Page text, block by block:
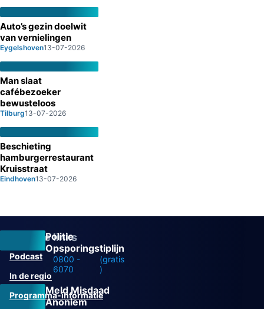
Auto’s gezin doelwit
van vernielingen
Eygelshoven13-07-2026
Man slaat
cafébezoeker
bewusteloos
Tilburg13-07-2026
Beschieting
hamburgerrestaurant
Kruisstraat
Eindhoven13-07-2026
Politie
Opsporingstiplijn
0800 -
6070
(gratis
)
Meld Misdaad
Anoniem
Overige links
Podcast
In de regio
Programma-informatie